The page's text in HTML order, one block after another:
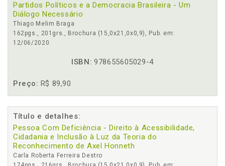
Partidos Políticos e a Democracia Brasileira - Um
Diálogo Necessário
Thiago Melim Braga
162pgs., 201grs., Brochura (15,0x21,0x0,9), Pub. em:
12/06/2020
ISBN: 978655605029-4
Preço: R$ 89,90
Título e detalhes:
Pessoa Com Deficiência - Direito à Acessibilidade,
Cidadania e Inclusão à Luz da Teoria do
Reconhecimento de Axel Honneth
Carla Roberta Ferreira Destro